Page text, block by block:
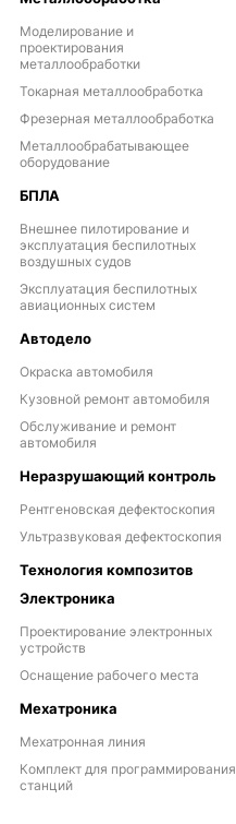
Моделирование и
проектирования
металлообработки
Токарная металлообработка
Фрезерная металлообработка
Металлообрабатывающее
оборудование
БПЛА
Внешнее пилотирование и
эксплуатация беспилотных
воздушных судов
Эксплуатация беспилотных
авиационных систем
Автодело
Окраска автомобиля
Кузовной ремонт автомобиля
Обслуживание и ремонт
автомобиля
Неразрушающий контроль
Рентгеновская дефектоскопия
Ультразвуковая дефектоскопия
Технология композитов
Электроника
Проектирование электронных
устройств
Оснащение рабочего места
Мехатроника
Мехатронная линия
Комплект для программирования
станций